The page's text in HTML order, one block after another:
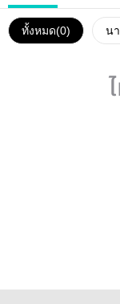
ทั้งหมด(0) น